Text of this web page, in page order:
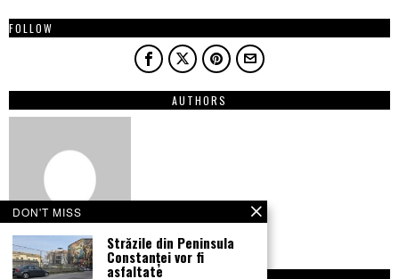
FOLLOW
AUTHORS
DON'T MISS
Străzile din Peninsula
Constanței vor fi
asfaltate